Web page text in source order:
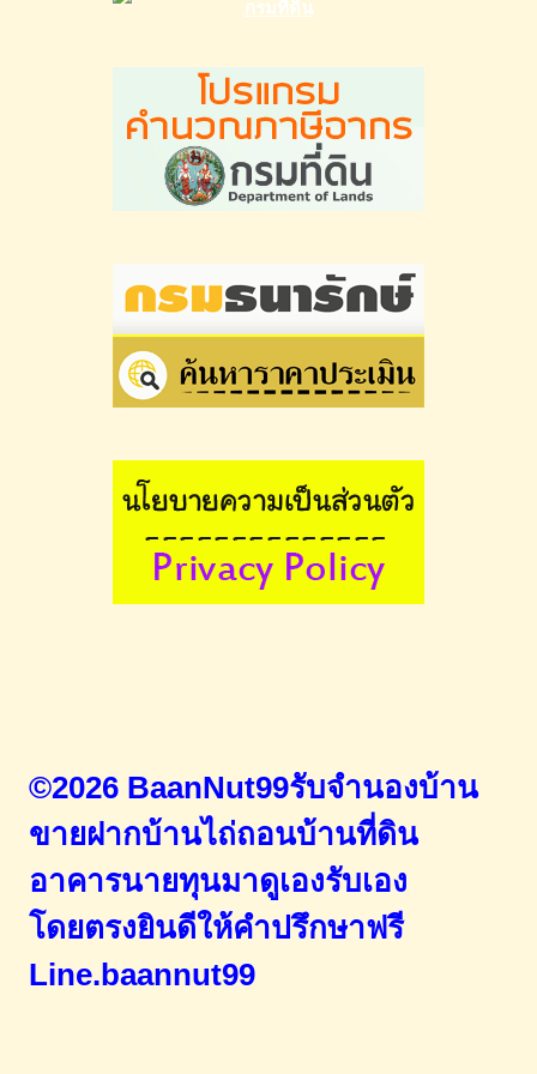
©2026 BaanNut99รับจำนองบ้าน
ขายฝากบ้านไถ่ถอนบ้านที่ดิน
อาคารนายทุนมาดูเองรับเอง
โดยตรงยินดีให้คำปรึกษาฟรี
Line.baannut99